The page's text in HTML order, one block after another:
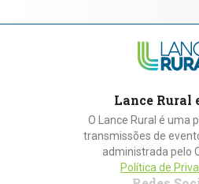
Lance Rural
O Lance Rural é uma
transmissões de
administrada pelo
Política de